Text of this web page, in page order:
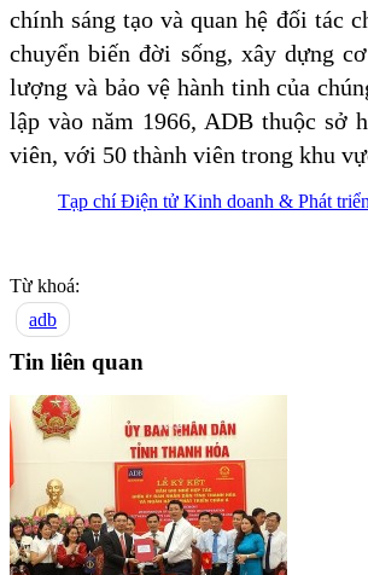
chính sáng tạo và quan hệ đối tác
chuyển biến đời sống, xây dựng
lượng và bảo vệ hành tinh của
lập vào năm 1966, ADB thuộc sở
viên, với 50 thành viên trong khu
Tạp chí Điện tử Kinh doanh & Phát triển
Từ khoá:
adb
Tin liên quan